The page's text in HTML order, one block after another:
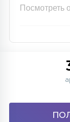
Посмотреть